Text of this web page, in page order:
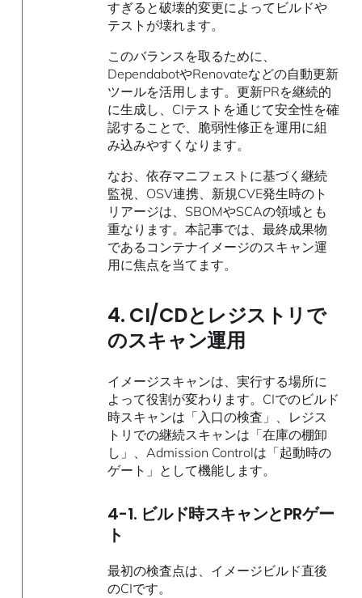
すぎると破壊的変更によってビルドや
テストが壊れます。
このバランスを取るために、
DependabotやRenovateなどの自動更新
ツールを活用します。更新PRを継続的
に生成し、CIテストを通じて安全性を確
認することで、脆弱性修正を運用に組
み込みやすくなります。
なお、依存マニフェストに基づく継続
監視、OSV連携、新規CVE発生時のト
リアージは、SBOMやSCAの領域とも
重なります。本記事では、最終成果物
であるコンテナイメージのスキャン運
用に焦点を当てます。
4. CI/CDとレジストリで
のスキャン運用
イメージスキャンは、実行する場所に
よって役割が変わります。CIでのビルド
時スキャンは「入口の検査」、レジス
トリでの継続スキャンは「在庫の棚卸
し」、Admission Controlは「起動時の
ゲート」として機能します。
4-1. ビルド時スキャンとPRゲー
ト
最初の検査点は、イメージビルド直後
のCIです。